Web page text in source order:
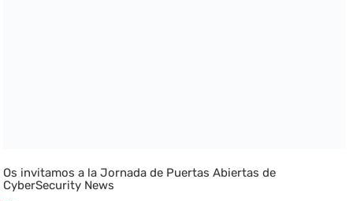
Os invitamos a la Jornada de Puertas Abiertas de
CyberSecurity News